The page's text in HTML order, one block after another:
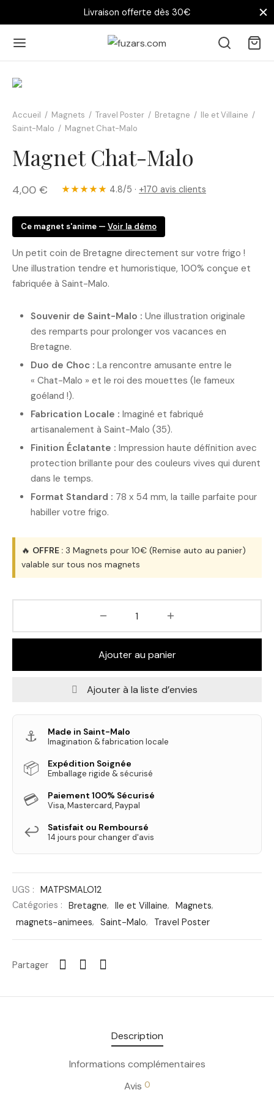
Livraison offerte dès 30€
Accueil / Magnets / Travel Poster / Bretagne / Ile et Villaine /
Saint-Malo / Magnet Chat-Malo
Magnet Chat-Malo
4,00 € ★★★★★ 4.8/5 · +170 avis clients
Ce magnet s'anime — Voir la démo
Un petit coin de Bretagne directement sur votre frigo !
Une illustration tendre et humoristique, 100% conçue et
fabriquée à Saint-Malo.
Souvenir de Saint-Malo : Une illustration originale
des remparts pour prolonger vos vacances en
Bretagne.
Duo de Choc : La rencontre amusante entre le
« Chat-Malo » et le roi des mouettes (le fameux
goéland !).
Fabrication Locale : Imaginé et fabriqué
artisanalement à Saint-Malo (35).
Finition Éclatante : Impression haute définition avec
protection brillante pour des couleurs vives qui durent
dans le temps.
Format Standard : 78 x 54 mm, la taille parfaite pour
habiller votre frigo.
🔥 OFFRE : 3 Magnets pour 10€ (Remise auto au panier)
valable sur tous nos magnets
Ajouter au panier
Ajouter à la liste d’envies
⚓ Made in Saint-Malo
Imagination & fabrication locale
📦 Expédition Soignée
Emballage rigide & sécurisé
💳 Paiement 100% Sécurisé
Visa, Mastercard, Paypal
↩️ Satisfait ou Remboursé
14 jours pour changer d'avis
UGS :
MATPSMALO12
Catégories :
Bretagne, Ile et Villaine, Magnets,
magnets-animees, Saint-Malo, Travel Poster
Partager
Description
Informations complémentaires
Avis 0